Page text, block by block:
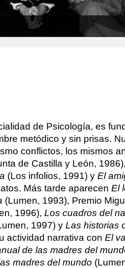
de Psicología, es
metódico y sin prisas.
conflictos, los mismos
de Castilla y León,
(Los infolios, 1991) y El
Más tarde aparecen El
(Lumen, 1993), Premio
1996), Los cuadros del
1997) y Las historias
actividad narrativa con El
de las madres del
madres del mundo